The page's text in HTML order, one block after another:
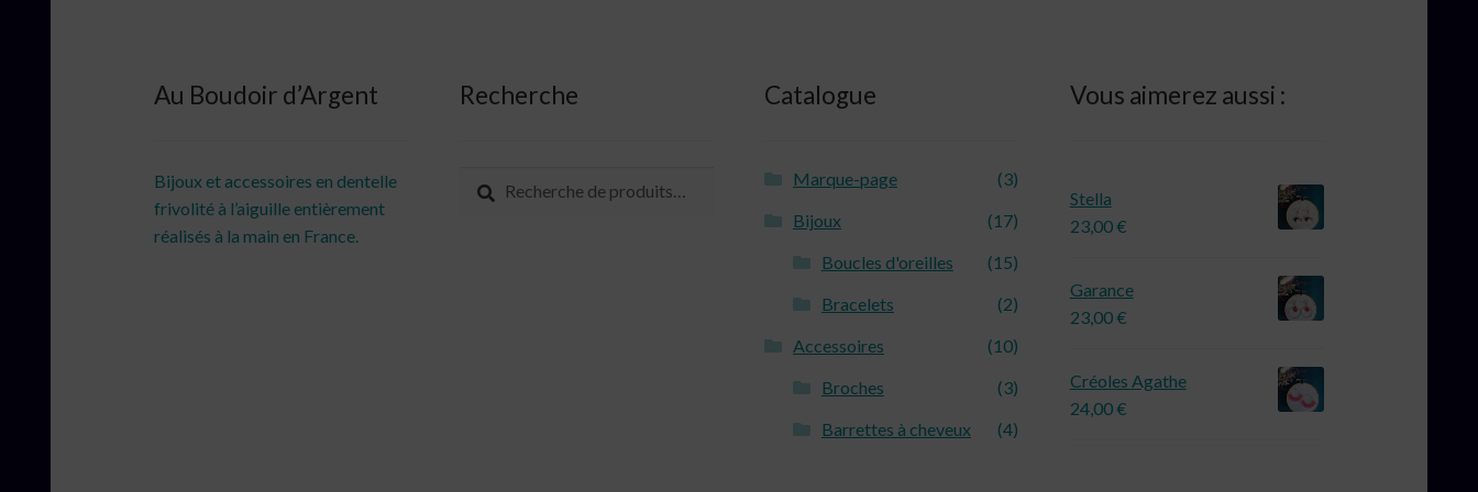
Au Boudoir d’Argent
Bijoux et accessoires en dentelle
frivolité à l’aiguille entièrement
réalisés à la main en France.
Recherche
pour :
Catalogue
Marque-page
(3)
Bijoux
(17)
Boucles d'oreilles
(15)
Bracelets
(2)
Accessoires
(10)
Broches
(3)
Barrettes à cheveux
(4)
Vous aimerez aussi :
Stella
23,00€
Garance
23,00€
Créoles Agathe
24,00€